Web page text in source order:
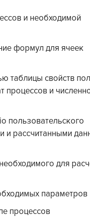
и необходимой
формул для ячеек
таблицы свойств
процессов и
пользовательского
и рассчитанными
для
параметров
процессов